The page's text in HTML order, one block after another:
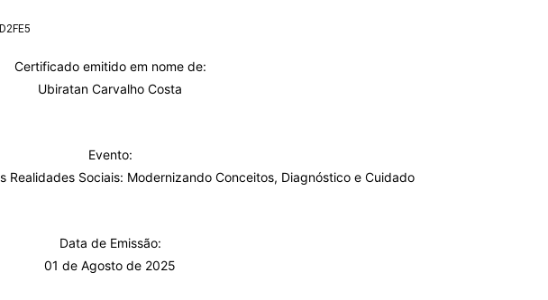
Certificado emitido em nome de:
Ubiratan Carvalho Costa
Evento:
Realidades Sociais: Modernizando Conceitos, Diagnóstico e Cuidado
Data de Emissão:
01 de Agosto de 2025